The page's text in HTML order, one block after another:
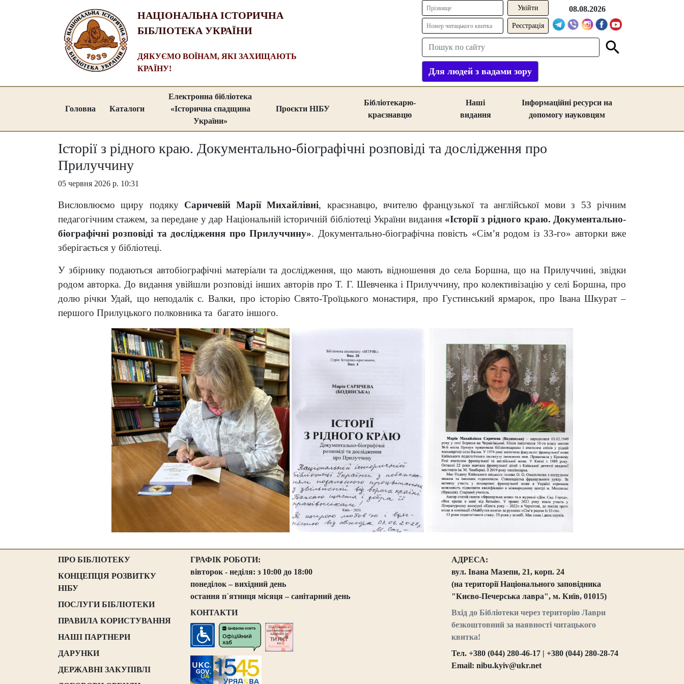
НАЦІОНАЛЬНА ІСТОРИЧНА
БІБЛІОТЕКА УКРАЇНИ
ДЯКУЄМО ВОЇНАМ, ЯКІ ЗАХИЩАЮТЬ
КРАЇНУ!
Реєстрація
08.08.2026
Для людей з вадами зору
Головна Каталоги
Електронна бібліотека
«Історична спадщина
України»
Проєкти НІБУ
Бібліотекарю-
краєзнавцю
Наші
видання
Інформаційні ресурси на
допомогу науковцям
Історії з рідного краю. Документально-біографічні розповіді та дослідження про
Прилуччину
05 червня 2026 р. 10:31
Висловлюємо щиру подяку Саричевій Марії Михайлівні, краєзнавцю, вчителю французької та англійської мови з 53 річним
педагогічним стажем, за передане у дар Національній історичній бібліотеці України видання «Історії з рідного краю. Документально-
біографічні розповіді та дослідження про Прилуччину». Документально-біографічна повість «Сім’я родом із 33-го» авторки вже
зберігається у бібліотеці.
У збірнику подаються автобіографічні матеріали та дослідження, що мають відношення до села Боршна, що на Прилуччині, звідки
родом авторка. До видання увійшли розповіді інших авторів про Т. Г. Шевченка і Прилуччину, про колективізацію у селі Боршна, про
долю річки Удай, що неподалік с. Валки, про історію Свято-Троїцького монастиря, про Густинський ярмарок, про Івана Шкурат –
першого Прилуцького полковника та багато іншого.
ПРО БІБЛІОТЕКУ
КОНЦЕПЦІЯ РОЗВИТКУ
НІБУ
ПОСЛУГИ БІБЛІОТЕКИ
ПРАВИЛА КОРИСТУВАННЯ
НАШІ ПАРТНЕРИ
ДАРУНКИ
ДЕРЖАВНІ ЗАКУПІВЛІ
ГРАФІК РОБОТИ:
вівторок - неділя: з 10:00 до 18:00
понеділок – вихідний день
остання п`ятниця місяця – санітарний день
КОНТАКТИ
АДРЕСА:
вул. Івана Мазепи, 21, корп. 24
(на території Національного заповідника
"Києво-Печерська лавра", м. Київ, 01015)
Вхід до Бібліотеки через територію Лаври
безкоштовний за наявності читацького
квитка!
Тел. +380 (044) 280-46-17 | +380 (044) 280-28-74
Email: nibu.kyiv@ukr.net